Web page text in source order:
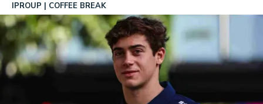
IPROUP COFFEE BREAK